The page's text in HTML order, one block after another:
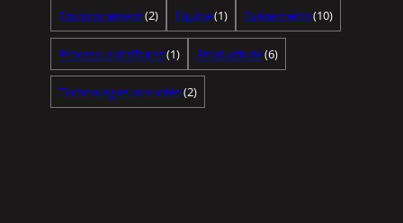
Environnement(2) Équipe(1) Événements(10)
Processus d’affaires(1) Productivité(6)
Technologies avancées(2)